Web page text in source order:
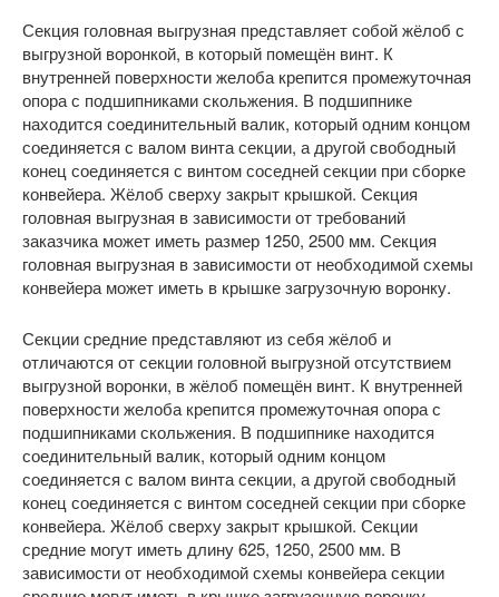
Секция головная выгрузная представляет собой жёлоб с
выгрузной воронкой, в который помещён винт. К
внутренней поверхности желоба крепится промежуточная
опора с подшипниками скольжения. В подшипнике
находится соединительный валик, который одним концом
соединяется с валом винта секции, а другой свободный
конец соединяется с винтом соседней секции при сборке
конвейера. Жёлоб сверху закрыт крышкой. Секция
головная выгрузная в зависимости от требований
заказчика может иметь размер 1250, 2500 мм. Секция
головная выгрузная в зависимости от необходимой схемы
конвейера может иметь в крышке загрузочную воронку.
Секции средние представляют из себя жёлоб и
отличаются от секции головной выгрузной отсутствием
выгрузной воронки, в жёлоб помещён винт. К внутренней
поверхности желоба крепится промежуточная опора с
подшипниками скольжения. В подшипнике находится
соединительный валик, который одним концом
соединяется с валом винта секции, а другой свободный
конец соединяется с винтом соседней секции при сборке
конвейера. Жёлоб сверху закрыт крышкой. Секции
средние могут иметь длину 625, 1250, 2500 мм. В
зависимости от необходимой схемы конвейера секции